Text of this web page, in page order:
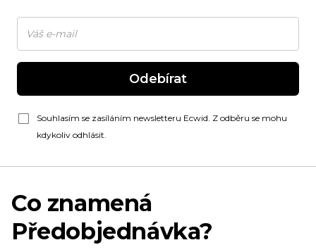
Odebírat
Souhlasím se zasíláním newsletteru Ecwid. Z odběru se mohu
kdykoliv odhlásit.
Co znamená
Předobjednávka?